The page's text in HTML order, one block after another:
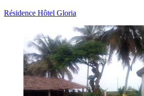
Résidence Hôtel Gloria